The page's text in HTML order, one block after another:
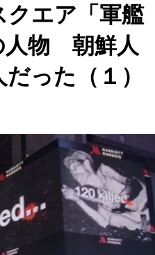
クエア「軍艦
人物 朝鮮人
った（１）